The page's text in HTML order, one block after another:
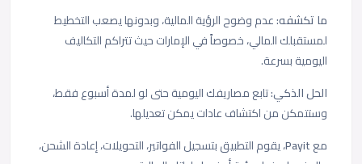
ما تكشفه:عدم وضوح الرؤية المالية، وبدونها يصعب التخطيط
لمستقبلك المالي، خصوصاً في الإمارات حيث تتراكم التكاليف
اليومية بسرعة.
الحل الذكي:تابع مصاريفك اليومية حتى لو لمدة أسبوع فقط،
وستتمكن من اكتشاف عادات يمكن تعديلها.
معPayit، يقوم التطبيق بتسجيل الفواتير، التحويلات، إعادة الشحن،